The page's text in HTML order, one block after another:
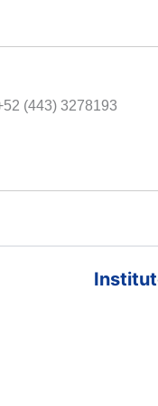
(443) 3278193